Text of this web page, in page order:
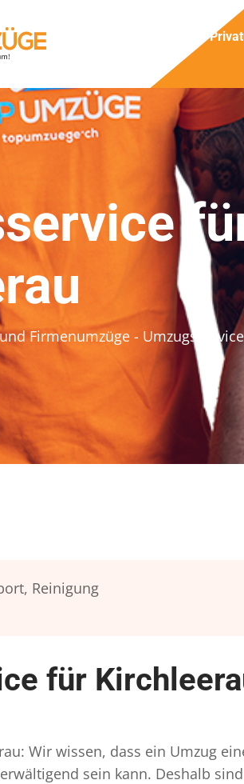
Firmenumzüge -
Reinigung
für
Wir wissen, dass ein Umzug
sein kann. Deshalb